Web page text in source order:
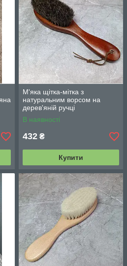
М'яка щітка-мітка з
натуральним ворсом на
дерев'яній ручці
В наявності
432 ₴
Купити